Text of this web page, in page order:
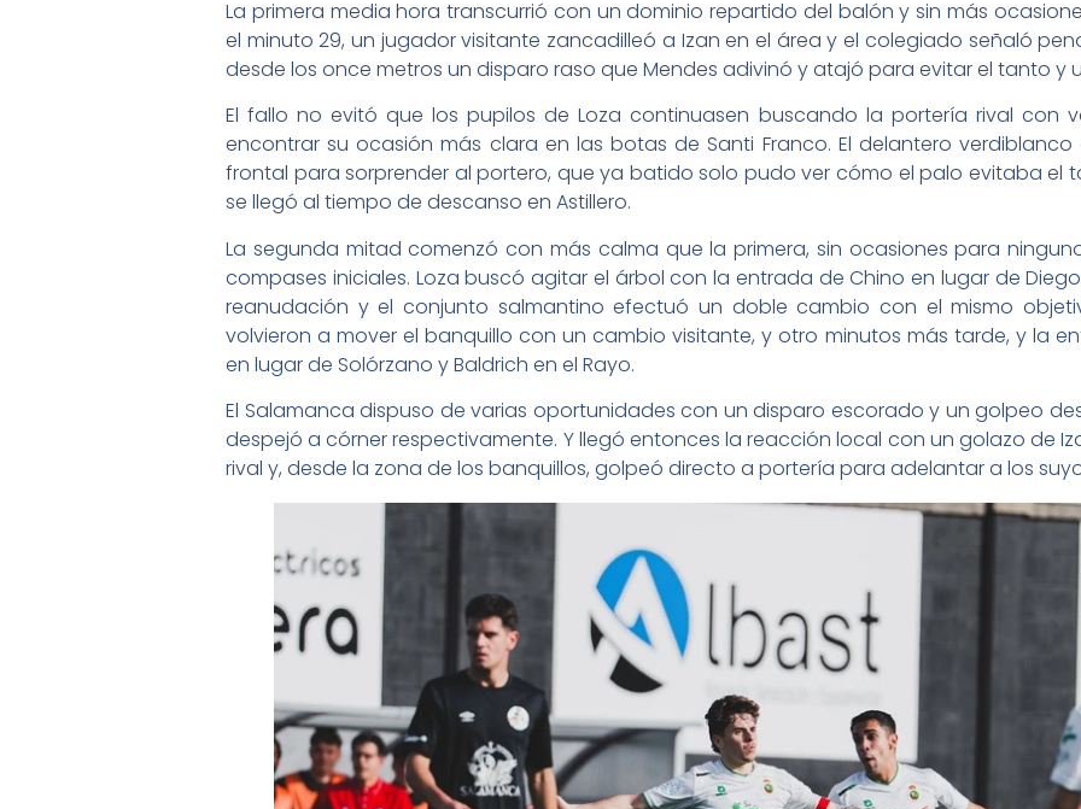
La primera media hora transcurrió con un dominio repartido del balón y sin más
el minuto 29, un jugador visitante zancadilleó a Izan en el área y el colegiado señaló
desde los once metros un disparo raso que Mendes adivinó y atajó para evitar el tanto y
El fallo no evitó que los pupilos de Loza continuasen buscando la portería rival con
encontrar su ocasión más clara en las botas de Santi Franco. El delantero
frontal para sorprender al portero, que ya batido solo pudo ver cómo el palo evitaba el
se llegó al tiempo de descanso en Astillero.
La segunda mitad comenzó con más calma que la primera, sin ocasiones para
compases iniciales. Loza buscó agitar el árbol con la entrada de Chino en lugar de
reanudación y el conjunto salmantino efectuó un doble cambio con el mismo
volvieron a mover el banquillo con un cambio visitante, y otro minutos más tarde, y la
en lugar de Solórzano y Baldrich en el Rayo.
El Salamanca dispuso de varias oportunidades con un disparo escorado y un golpeo
despejó a córner respectivamente. Y llegó entonces la reacción local con un golazo de
rival y, desde la zona de los banquillos, golpeó directo a portería para adelantar a los